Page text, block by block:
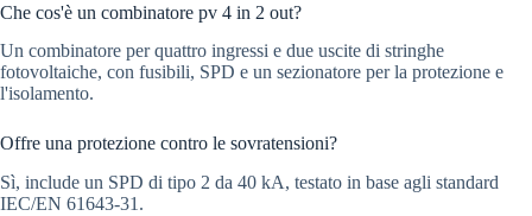
Che cos'è un combinatore pv 4 in 2 out?
Un combinatore per quattro ingressi e due uscite di stringhe
fotovoltaiche, con fusibili, SPD e un sezionatore per la protezione e
l'isolamento.
Offre una protezione contro le sovratensioni?
Sì, include un SPD di tipo 2 da 40 kA, testato in base agli standard
IEC/EN 61643-31.